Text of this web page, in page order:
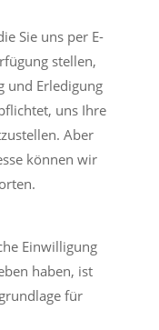
Sie uns per E-
stellen,
und Erledigung
uns Ihre
Aber
können wir
Einwilligung
haben, ist
für